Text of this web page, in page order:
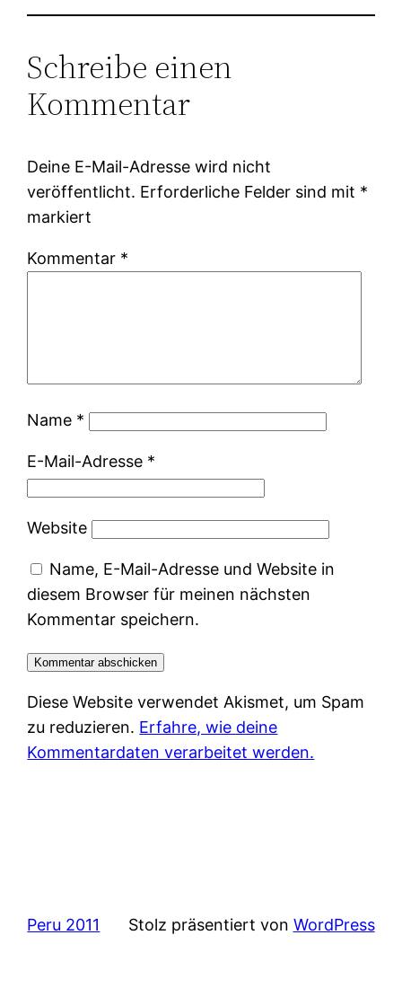
Schreibe einen
Kommentar
Deine E-Mail-Adresse wird nicht
veröffentlicht. Erforderliche Felder sind mit *
markiert
Kommentar *
Name *
E-Mail-Adresse *
Website
Name, E-Mail-Adresse und Website in
diesem Browser für meinen nächsten
Kommentar speichern.
Diese Website verwendet Akismet, um Spam
zu reduzieren. Erfahre, wie deine
Kommentardaten verarbeitet werden.
Peru 2011 Stolz präsentiert von WordPress